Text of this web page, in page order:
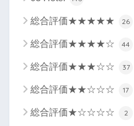
総合評価★★★★★ 26
総合評価★★★★☆ 44
総合評価★★★☆☆ 37
総合評価★★☆☆☆ 17
総合評価★☆☆☆☆ 2